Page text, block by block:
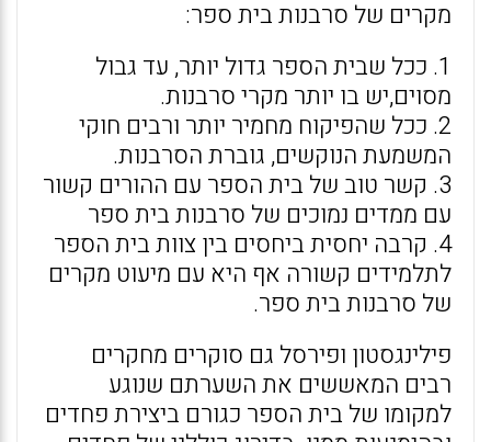
מקרים של סרבנות בית ספר:
1. ככל שבית הספר גדול יותר, עד גבול
מסוים,יש בו יותר מקרי סרבנות.
2. ככל שהפיקוח מחמיר יותר ורבים חוקי
המשמעת הנוקשים, גוברת הסרבנות.
3. קשר טוב של בית הספר עם ההורים קשור
עם ממדים נמוכים של סרבנות בית ספר
4. קרבה יחסית ביחסים בין צוות בית הספר
לתלמידים קשורה אף היא עם מיעוט מקרים
של סרבנות בית ספר.
פילינגסטון ופירסל גם סוקרים מחקרים
רבים המאששים את השערתם שנוגע
למקומו של בית הספר כגורם ביצירת פחדים